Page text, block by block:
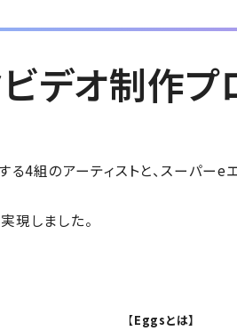
デオ制作プ
4組のアーティストと、スーパーe
現しました。
【Eggsとは】